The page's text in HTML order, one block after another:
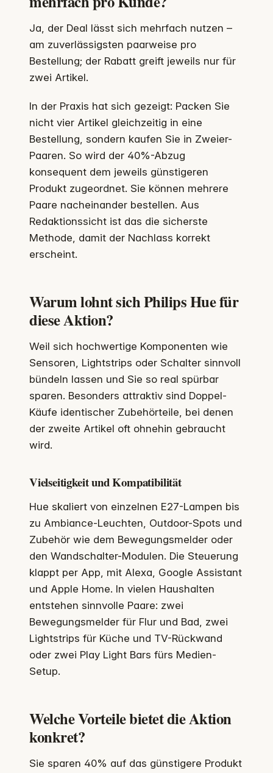
Ja, der Deal lässt sich mehrfach nutzen –
am zuverlässigsten paarweise pro
Bestellung; der Rabatt greift jeweils nur für
zwei Artikel.
In der Praxis hat sich gezeigt: Packen Sie
nicht vier Artikel gleichzeitig in eine
Bestellung, sondern kaufen Sie in Zweier-
Paaren. So wird der 40%-Abzug
konsequent dem jeweils günstigeren
Produkt zugeordnet. Sie können mehrere
Paare nacheinander bestellen. Aus
Redaktionssicht ist das die sicherste
Methode, damit der Nachlass korrekt
erscheint.
Warum lohnt sich Philips Hue für
diese Aktion?
Weil sich hochwertige Komponenten wie
Sensoren, Lightstrips oder Schalter sinnvoll
bündeln lassen und Sie so real spürbar
sparen. Besonders attraktiv sind Doppel-
Käufe identischer Zubehörteile, bei denen
der zweite Artikel oft ohnehin gebraucht
wird.
Vielseitigkeit und Kompatibilität
Hue skaliert von einzelnen E27-Lampen bis
zu Ambiance-Leuchten, Outdoor-Spots und
Zubehör wie dem Bewegungsmelder oder
den Wandschalter-Modulen. Die Steuerung
klappt per App, mit Alexa, Google Assistant
und Apple Home. In vielen Haushalten
entstehen sinnvolle Paare: zwei
Bewegungsmelder für Flur und Bad, zwei
Lightstrips für Küche und TV-Rückwand
oder zwei Play Light Bars fürs Medien-
Setup.
Welche Vorteile bietet die Aktion
konkret?
Sie sparen 40% auf das günstigere Produkt